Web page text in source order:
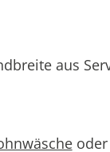
aus
oder